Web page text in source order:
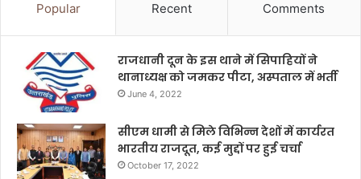
Popular Recent Comments
राजधानी दून के इस थाने में सिपाहियों ने
थानाध्यक्ष को जमकर पीटा, अस्पताल में भर्ती
June 4, 2022
सीएम धामी से मिले विभिन्न देशों में कार्यरत
भारतीय राजदूत, कई मुद्दों पर हुई चर्चा
October 17, 2022